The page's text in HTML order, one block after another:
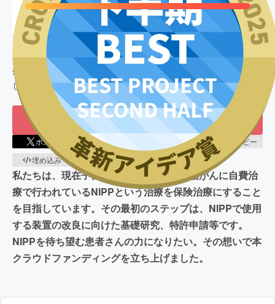
目標金額5,000,000 支援者数 1,129 人
このプロジェクトは、 2025/05/14に募集を開始し、 1,129
人の支
援により 14,635,500 円の資金を集め、
に募集を終了
しました
もう一度プロジェクトをやってほしい 20
ポスト シェア LINEで送る
URLコピー
埋め込み
QRコード
私たちは、現在子宮がん・膀胱がん・直腸がんに自費治
療で行われているNIPPという治療を保険治療にすること
を目指しています。その最初のステップは、NIPPで使用
する装置の改良に向けた基礎研究、特許申請等です。
NIPPを待ち望む患者さんの力になりたい。その想いで本
クラウドファンディングを立ち上げました。